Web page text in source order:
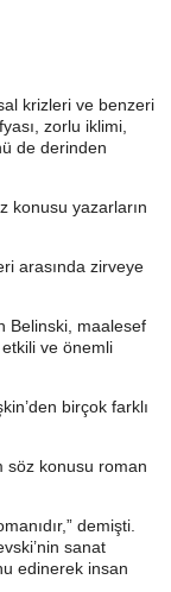
krizleri ve benzeri
zorlu iklimi,
de derinden
konusu yazarların
arasında zirveye
Belinski, maalesef
etkili ve önemli
birçok farklı
söz konusu roman
demişti.
sanat
edinerek insan